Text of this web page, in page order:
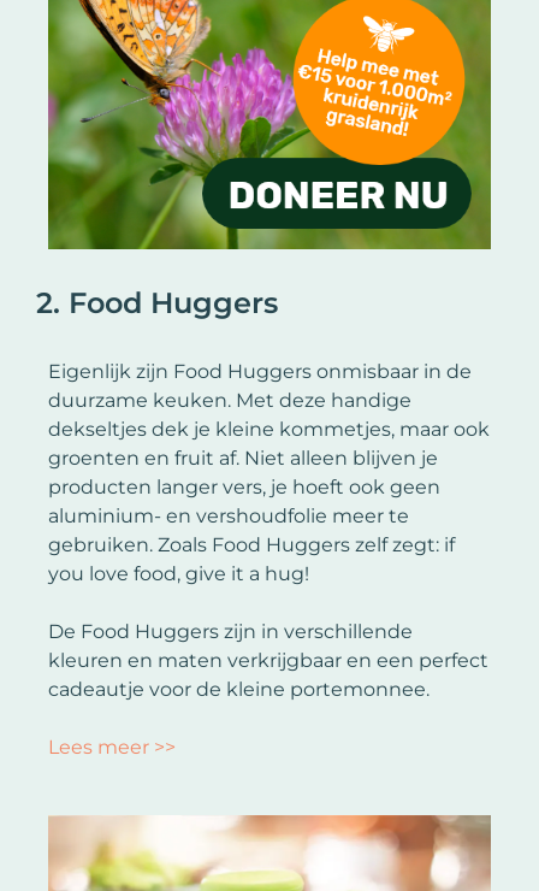
2. Food Huggers
Eigenlijk zijn Food Huggers onmisbaar in de
duurzame keuken. Met deze handige
dekseltjes dek je kleine kommetjes, maar ook
groenten en fruit af. Niet alleen blijven je
producten langer vers, je hoeft ook geen
aluminium- en vershoudfolie meer te
gebruiken. Zoals Food Huggers zelf zegt: if
you love food, give it a hug!
De Food Huggers zijn in verschillende
kleuren en maten verkrijgbaar en een perfect
cadeautje voor de kleine portemonnee.
Lees meer >>